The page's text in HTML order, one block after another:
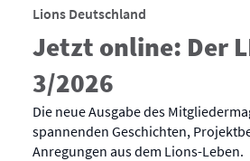
Lions Deutschland
Jetzt online: Der
3/2026
Die neue Ausgabe des
spannenden Geschichten,
Anregungen aus dem Lions-Leben.